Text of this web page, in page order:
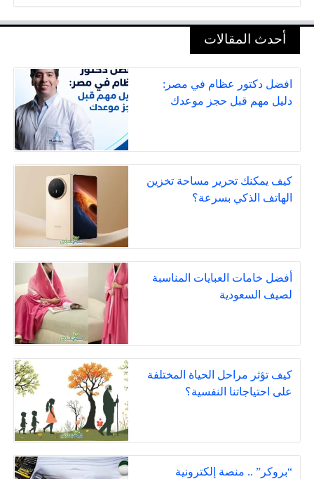
أحدث المقالات
افضل دكتور عظام في مصر:
دليل مهم قبل حجز موعدك
كيف يمكنك تحرير مساحة تخزين
الهاتف الذكي بسرعة؟
أفضل خامات العبايات المناسبة
لصيف السعودية
كيف تؤثر مراحل الحياة المختلفة
على احتياجاتنا النفسية؟
“بروكر” .. منصة إلكترونية